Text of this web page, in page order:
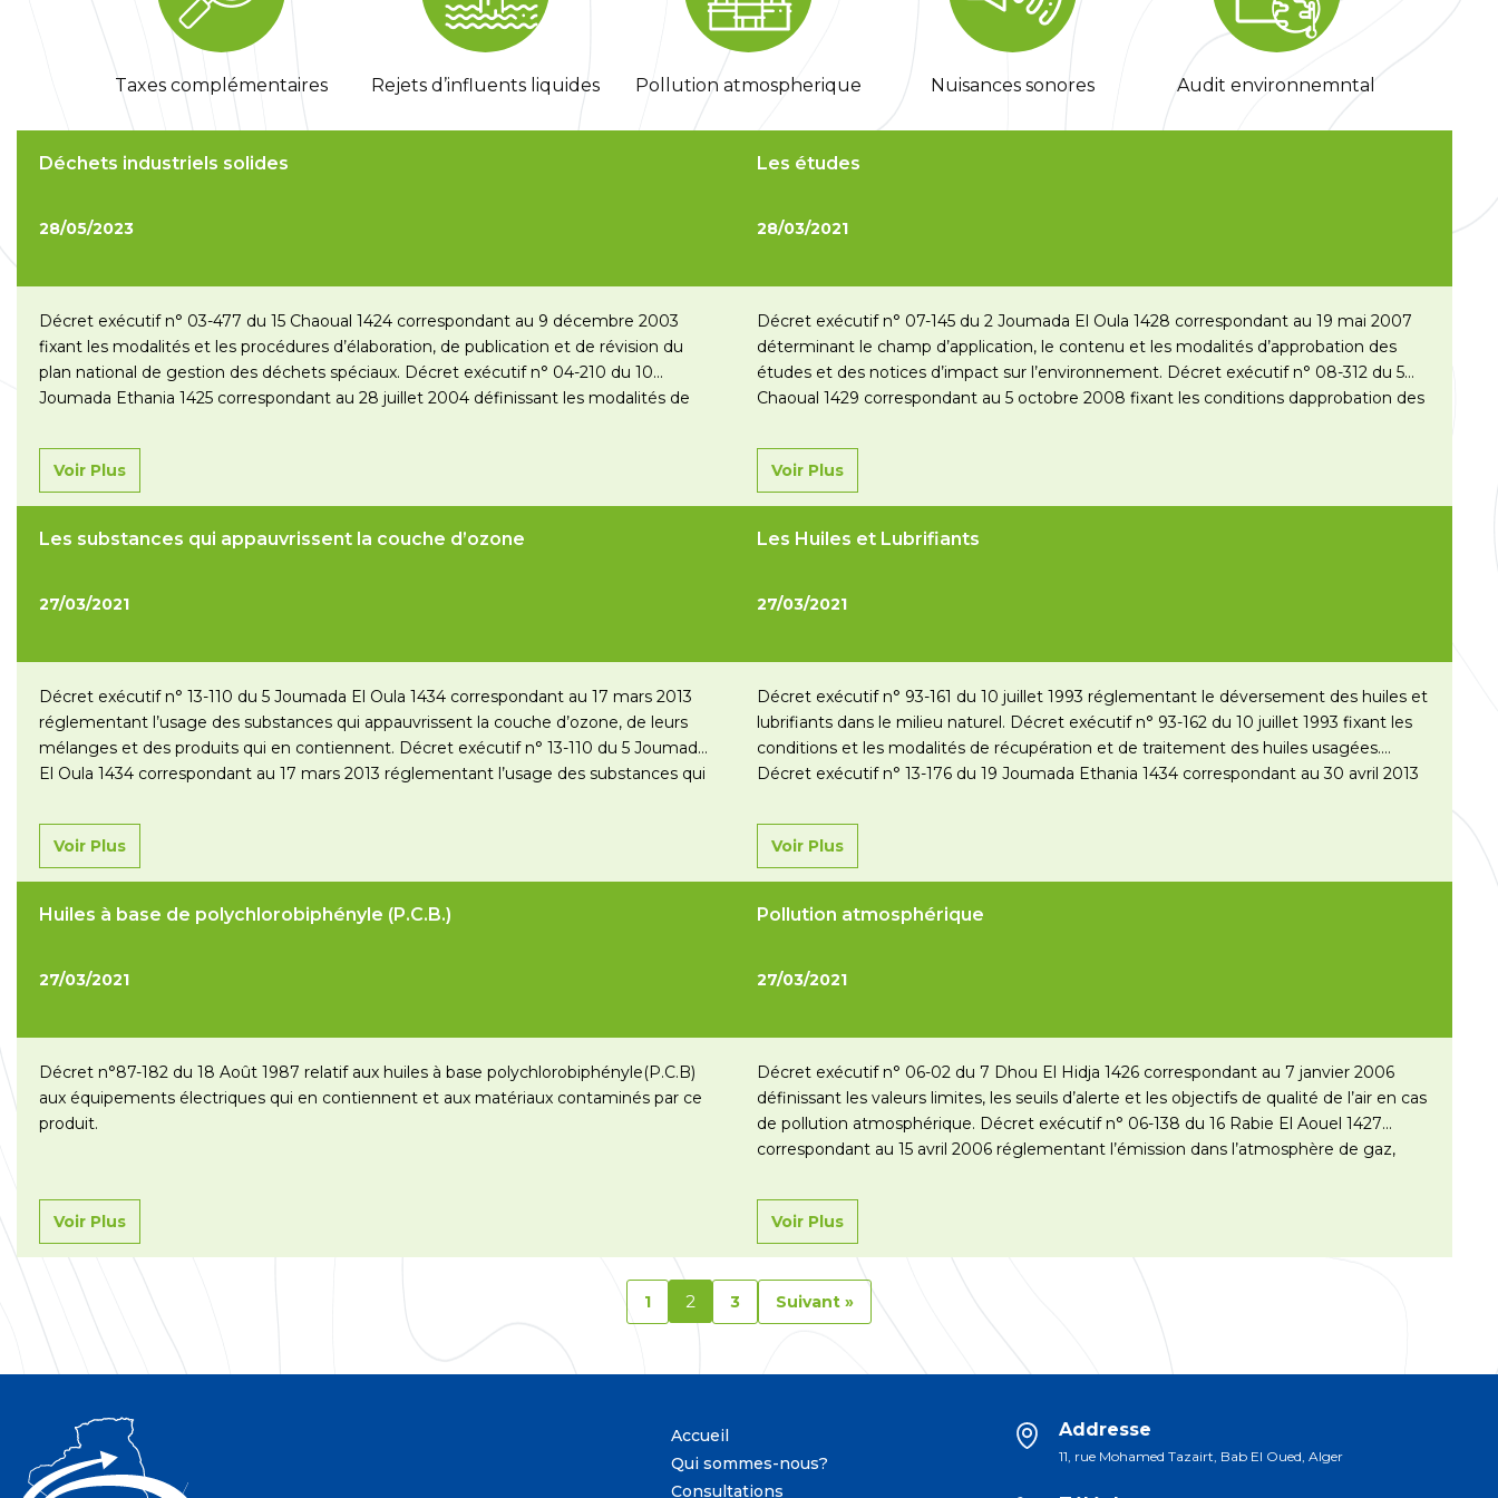
Taxes complémentaires Rejets d’influents liquides Pollution atmospherique Nuisances sonores Audit environnemntal
Déchets industriels solides
28/05/2023
Décret exécutif n° 03-477 du 15 Chaoual 1424 correspondant au 9 décembre 2003
fixant les modalités et les procédures d’élaboration, de publication et de révision du
plan national de gestion des déchets spéciaux. Décret exécutif n° 04-210 du 10
Joumada Ethania 1425 correspondant au 28 juillet 2004 définissant les modalités de
»
Voir Plus
Les études
28/03/2021
Décret exécutif n° 07-145 du 2 Joumada El Oula 1428 correspondant au 19 mai 2007
déterminant le champ d’application, le contenu et les modalités d’approbation des
études et des notices d’impact sur l’environnement. Décret exécutif n° 08-312 du 5
Chaoual 1429 correspondant au 5 octobre 2008 fixant les conditions dapprobation des
Voir Plus
Les substances qui appauvrissent la couche d’ozone
27/03/2021
Décret exécutif n° 13-110 du 5 Joumada El Oula 1434 correspondant au 17 mars 2013
réglementant l’usage des substances qui appauvrissent la couche d’ozone, de leurs
mélanges et des produits qui en contiennent. Décret exécutif n° 13-110 du 5 Joumada
El Oula 1434 correspondant au 17 mars 2013 réglementant l’usage des substances qui
Voir Plus
Les Huiles et Lubrifiants
27/03/2021
Décret exécutif n° 93-161 du 10 juillet 1993 réglementant le déversement des huiles et
lubrifiants dans le milieu naturel. Décret exécutif n° 93-162 du 10 juillet 1993 fixant les
conditions et les modalités de récupération et de traitement des huiles usagées.
Décret exécutif n° 13-176 du 19 Joumada Ethania 1434 correspondant au 30 avril 2013
Voir Plus
Huiles à base de polychlorobiphényle (P.C.B.)
27/03/2021
Décret n°87-182 du 18 Août 1987 relatif aux huiles à base polychlorobiphényle(P.C.B)
aux équipements électriques qui en contiennent et aux matériaux contaminés par ce
produit.
Voir Plus
Pollution atmosphérique
27/03/2021
Décret exécutif n° 06-02 du 7 Dhou El Hidja 1426 correspondant au 7 janvier 2006
définissant les valeurs limites, les seuils d’alerte et les objectifs de qualité de l’air en cas
de pollution atmosphérique. Décret exécutif n° 06-138 du 16 Rabie El Aouel 1427
correspondant au 15 avril 2006 réglementant l’émission dans l’atmosphère de gaz,
Voir Plus
1 2 3 Suivant »
Accueil
Qui sommes-nous?
Consultations
Addresse
11, rue Mohamed Tazairt, Bab El Oued, Alger